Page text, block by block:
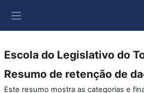
Escola do Legislativo do
Resumo de retenção de
Este resumo mostra as categorias e